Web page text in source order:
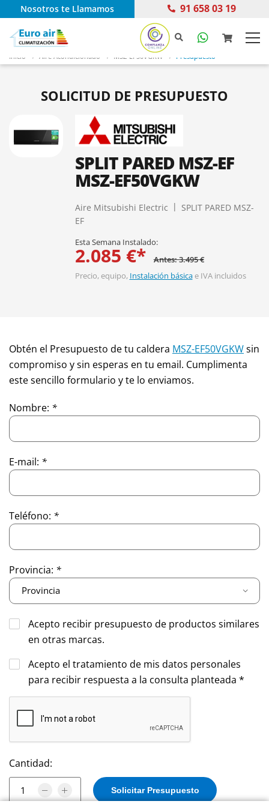
Nosotros te Llamamos 91 658 03 19
Inicio Aire Acondicionado MSZ-EF50VGKW Presupuesto
SOLICITUD DE PRESUPUESTO
SPLIT PARED MSZ-EF
MSZ-EF50VGKW
Aire Mitsubishi Electric
SPLIT PARED MSZ-
EF
Esta Semana Instalado:
2.085 €*
Antes: 3.495 €
Precio, equipo, Instalación básicae IVA incluidos
Obtén el Presupuesto de tu caldera MSZ-EF50VGKWsin
compromiso y sin esperas en tu email. Cumplimenta
este sencillo formulario y te lo enviamos.
Nombre: *
E-mail: *
Teléfono: *
Provincia: *
Acepto recibir presupuesto de productos similares
en otras marcas.
Acepto el tratamiento de mis datos personales
para recibir respuesta a la consulta planteada *
Cantidad: